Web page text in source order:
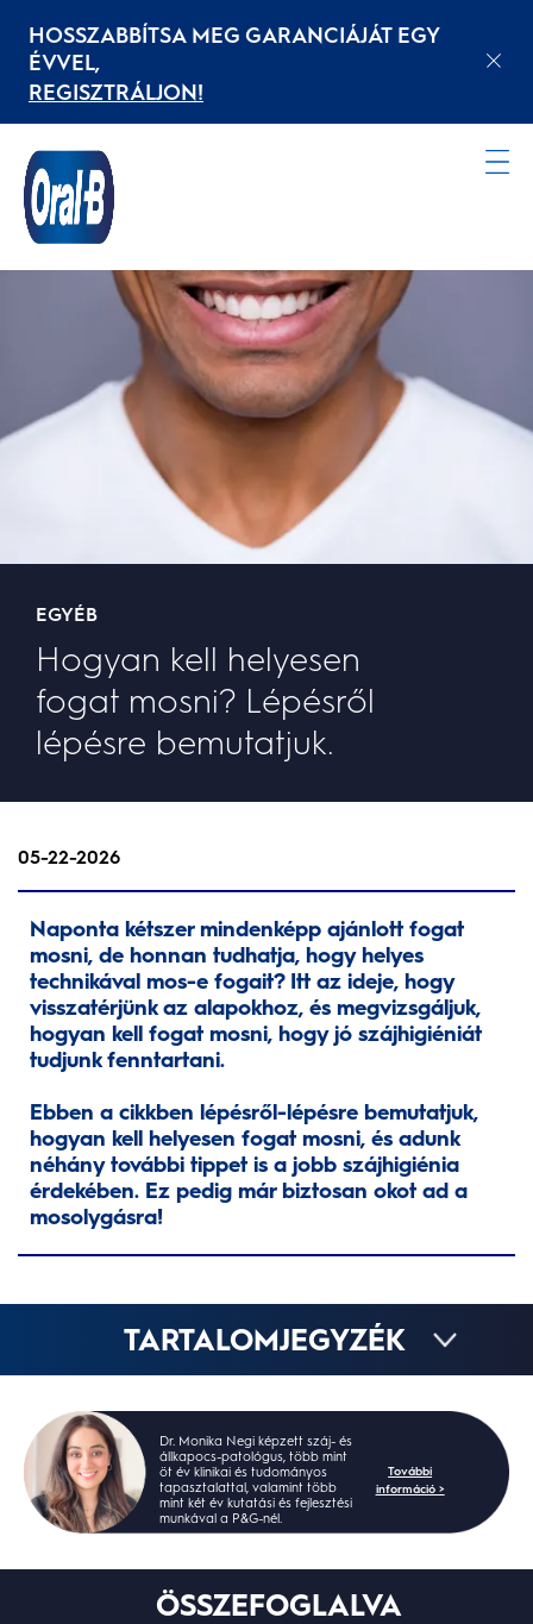
HOSSZABBÍTSA MEG GARANCIÁJÁT EGY
ÉVVEL,
REGISZTRÁLJON!
EGYÉB
Hogyan kell helyesen
fogat mosni? Lépésről
lépésre bemutatjuk.
05-22-2026
Naponta kétszer mindenképp ajánlott fogat
mosni, de honnan tudhatja, hogy helyes
technikával mos-e fogait? Itt az ideje, hogy
visszatérjünk az alapokhoz, és megvizsgáljuk,
hogyan kell fogat mosni, hogy jó szájhigiéniát
tudjunk fenntartani.
Ebben a cikkben lépésről-lépésre bemutatjuk,
hogyan kell helyesen fogat mosni, és adunk
néhány további tippet is a jobb szájhigiénia
érdekében. Ez pedig már biztosan okot ad a
mosolygásra!
TARTALOMJEGYZÉK
Dr. Monika Negi képzett száj- és
állkapocs-patológus, több mint
öt év klinikai és tudományos
tapasztalattal, valamint több
mint két év kutatási és fejlesztési
munkával a P&G-nél.
További
információ >
ÖSSZEFOGLALVA